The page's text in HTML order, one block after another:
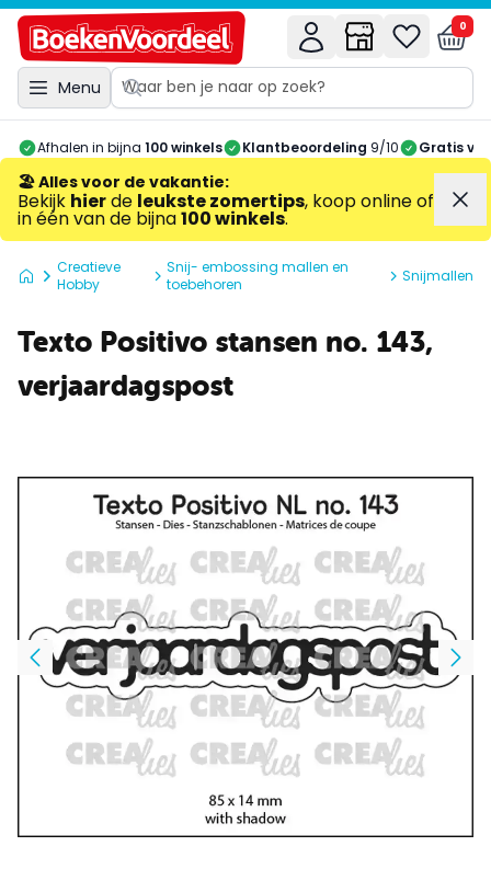
Menu
0
Afhalen in bijna 100 winkels Klantbeoordeling 9/10 Gratis
🏖️ Alles voor de vakantie:
Bekijk hierde leukste zomertips, koop online of
in één van de bijna100 winkels.
Creatieve
Hobby
Snij- embossing mallen en
toebehoren
Snijmallen
Texto Positivo stansen no. 143,
verjaardagspost